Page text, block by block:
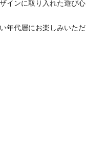
インに取り入れた遊び心
年代層にお楽しみいただ